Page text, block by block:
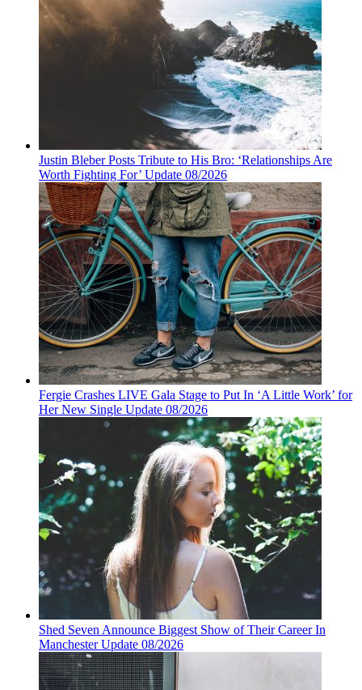
Justin Bleber Posts Tribute to His Bro: ‘Relationships Are
Worth Fighting For’ Update 08/2026
Fergie Crashes LIVE Gala Stage to Put In ‘A Little Work’ for
Her New Single Update 08/2026
Shed Seven Announce Biggest Show of Their Career In
Manchester Update 08/2026